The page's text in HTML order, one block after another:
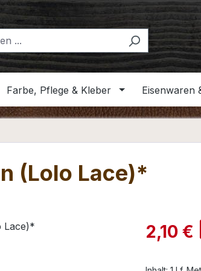
Farbe, Pflege & Kleber Eisenwaren
(Lolo Lace)*
2,10 €